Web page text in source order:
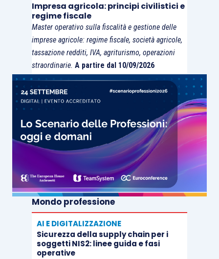
Impresa agricola: principi civilistici e
regime fiscale
Master operativo sulla fiscalità e gestione delle
imprese agricole: regime fiscale, società agricole,
tassazione redditi, IVA, agriturismo, operazioni
straordinarie. A partire dal 10/09/2026
Mondo professione
AI E DIGITALIZZAZIONE
Sicurezza della supply chain per i
soggetti NIS2: linee guida e fasi
operative